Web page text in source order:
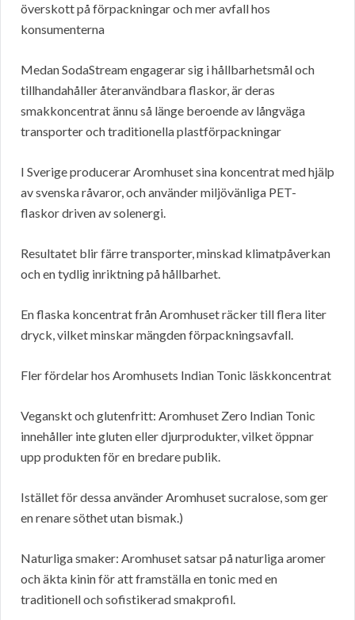
överskott på förpackningar och mer avfall hos
konsumenterna
Medan SodaStream engagerar sig i hållbarhetsmål och
tillhandahåller återanvändbara flaskor, är deras
smakkoncentrat ännu så länge beroende av långväga
transporter och traditionella plastförpackningar
I Sverige producerar Aromhuset sina koncentrat med hjälp
av svenska råvaror, och använder miljövänliga PET-
flaskor driven av solenergi.
Resultatet blir färre transporter, minskad klimatpåverkan
och en tydlig inriktning på hållbarhet.
En flaska koncentrat från Aromhuset räcker till flera liter
dryck, vilket minskar mängden förpackningsavfall.
Fler fördelar hos Aromhusets Indian Tonic läskkoncentrat
Veganskt och glutenfritt: Aromhuset Zero Indian Tonic
innehåller inte gluten eller djurprodukter, vilket öppnar
upp produkten för en bredare publik.
Istället för dessa använder Aromhuset sucralose, som ger
en renare söthet utan bismak.)
Naturliga smaker: Aromhuset satsar på naturliga aromer
och äkta kinin för att framställa en tonic med en
traditionell och sofistikerad smakprofil.